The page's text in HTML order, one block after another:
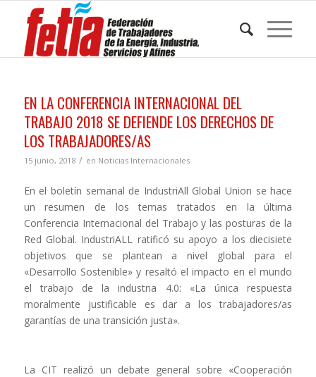
EN LA CONFERENCIA INTERNACIONAL DEL
TRABAJO 2018 SE DEFIENDE LOS DERECHOS DE
LOS TRABAJADORES/AS
15 junio, 2018 / en Noticias Internacionales
En el boletín semanal de IndustriAll Global Union se hace
un resumen de los temas tratados en la última
Conferencia Internacional del Trabajo y las posturas de la
Red Global. IndustriALL ratificó su apoyo a los diecisiete
objetivos que se plantean a nivel global para el
«Desarrollo Sostenible» y resaltó el impacto en el mundo
el trabajo de la industria 4.0: «La única respuesta
moralmente justificable es dar a los trabajadores/as
garantías de una transición justa».
La CIT realizó un debate general sobre «Cooperación